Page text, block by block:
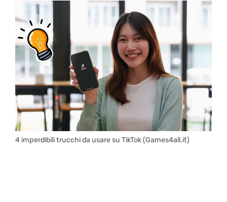
4 imperdibili trucchi da usare su TikTok (Games4all.it)